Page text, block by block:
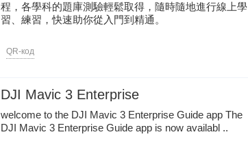
程，各學科的題庫測驗輕鬆取得，隨時隨地進行線上學
習、練習，快速助你從入門到精通。
QR-код
DJI Mavic 3 Enterprise
welcome to the DJI Mavic 3 Enterprise Guide app The
DJI Mavic 3 Enterprise Guide app is now availabl ..